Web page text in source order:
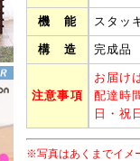
機 能 スタッ
構 造 完成品
注意事項
お届け
配達時
日・祝
※写真はあくまでイメ